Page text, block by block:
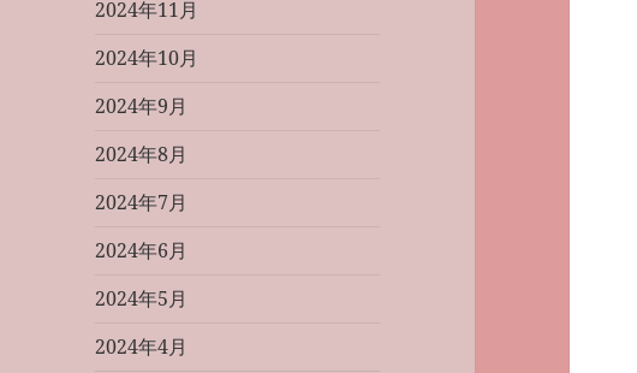
2024年11月
2024年10月
2024年9月
2024年8月
2024年7月
2024年6月
2024年5月
2024年4月